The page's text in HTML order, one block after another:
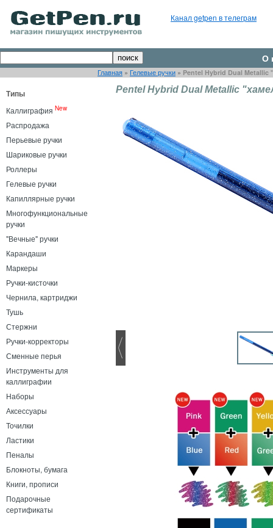
Канал getpen в телеграм
О
Главная » Гелевые ручки » Pentel Hybrid Dual
Типы
Каллиграфия New
Распродажа
Перьевые ручки
Шариковые ручки
Роллеры
Гелевые ручки
Капиллярные ручки
Многофункциональные
ручки
"Вечные" ручки
Карандаши
Маркеры
Ручки-кисточки
Чернила, картриджи
Тушь
Стержни
Ручки-корректоры
Сменные перья
Инструменты для
каллиграфии
Наборы
Аксессуары
Точилки
Ластики
Пеналы
Блокноты, бумага
Книги, прописи
Подарочные
сертификаты
Pentel Hybrid Dual Metallic